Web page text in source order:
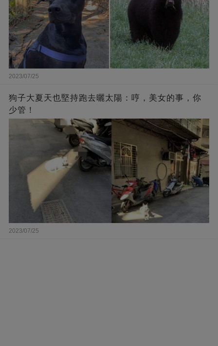
2023/07/25
狗子大夏天也堅持跑去曬太陽：哼，美女的事，你
少管！
2023/07/25